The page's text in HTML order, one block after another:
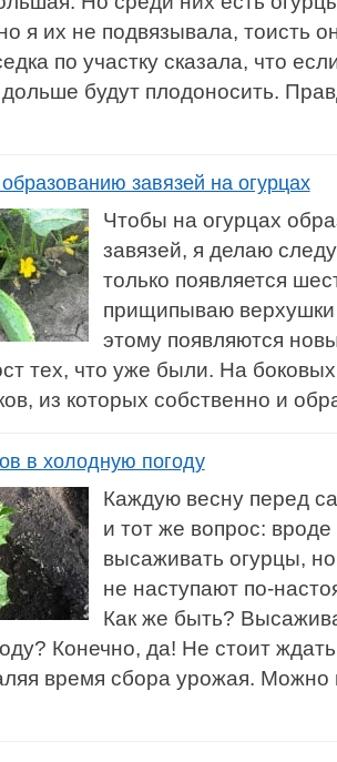
я их не подвязывала, тоисть
по участку сказала, что
будут плодоносить.
завязей на огурцах
Чтобы на огурцах
завязей, я делаю
только появляется
прищипываю верхушки
этому появляются
тех, что уже были. На
из которых собственно и
в холодную погоду
Каждую весну перед
и тот же вопрос:
высаживать огурцы,
не наступают по-
Как же быть?
Конечно, да! Не стоит
время сбора урожая. Можно